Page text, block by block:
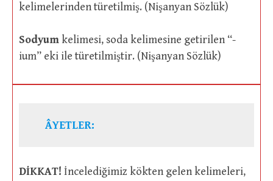
kelimelerinden türetilmiş. (Nişanyan Sözlük)
Sodyum kelimesi, soda kelimesine getirilen “-
ium” eki ile türetilmiştir. (Nişanyan Sözlük)
ÂYETLER:
DİKKAT! İncelediğimiz kökten gelen kelimeleri,